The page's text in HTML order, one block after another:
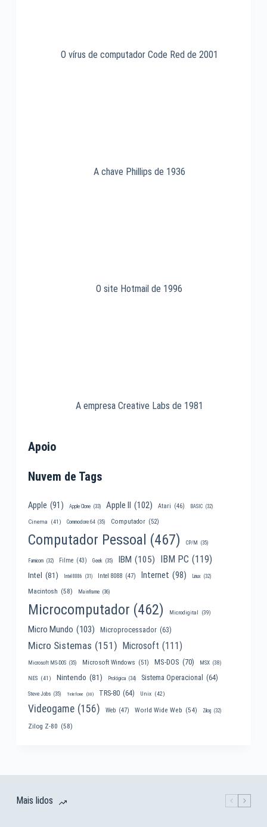
O vírus de computador Code Red de 2001
A chave Phillips de 1936
O site Hotmail de 1996
A empresa Creative Labs de 1981
Apoio
Nuvem de Tags
Apple (91) Apple Clone (33) Apple II (102) Atari (46) BASIC (32)
Cinema (41) Commodore 64 (35) Computador (52)
Computador Pessoal (467) CP/M (35)
Famicom (32) Filme (43) Geek (35) IBM (105) IBM PC (119)
Intel (81) Intel 8086 (31) Intel 8088 (47) Internet (98) Linux (32)
Macintosh (58) Mainframe (36)
Microcomputador (462) Microdigital (39)
Micro Mundo (103) Microprocessador (63)
Micro Sistemas (151) Microsoft (111)
Microsoft MS-DOS (35) Microsoft Windows (51) MS-DOS (70) MSX (38)
NES (41) Nintendo (81) Prológica (34) Sistema Operacional (64)
Steve Jobs (35) Telefone (30) TRS-80 (64) Unix (42)
Videogame (156) Web (47) World Wide Web (54) Zilog (32)
Zilog Z-80 (58)
Mais lidos